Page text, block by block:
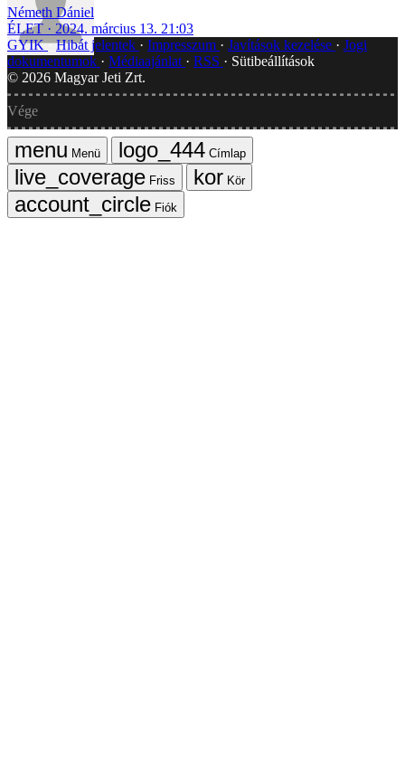
Németh Dániel
ÉLET
2024. március 13. 21:03
GYIK Hibát jelentek Impresszum Javítások kezelése
Jogi
dokumentumok
Médiaajánlat RSS
Sütibeállítások
© 2026 Magyar Jeti Zrt.
Vége
Menü
Címlap
Friss
Kör
Fiók